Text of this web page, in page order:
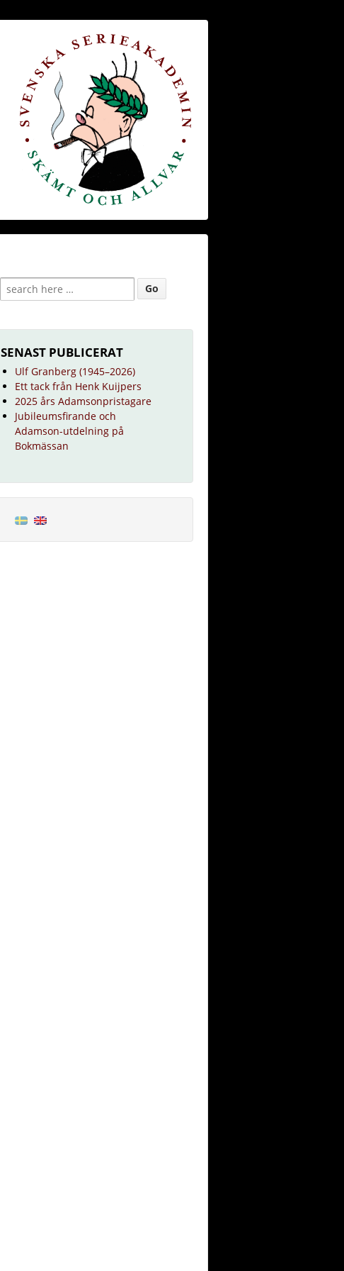
SENAST PUBLICERAT
Ulf Granberg (1945–2026)
Ett tack från Henk Kuijpers
2025 års Adamsonpristagare
Jubileumsfirande och
Adamson-utdelning på
Bokmässan